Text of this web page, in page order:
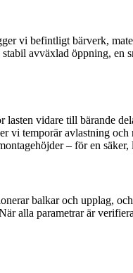
vi befintligt bärverk,
avväxlad öppning, en
vidare till bärande
vi temporär avlastning
– för en
balkar och upplag,
alla parametrar är